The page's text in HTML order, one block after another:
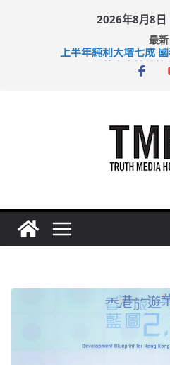
2026年8月8日
最新
上半年純利大增七成
拜仁熱身賽挫維拉